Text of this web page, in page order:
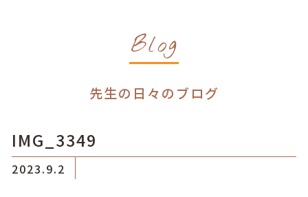
Blog
先生の日々のブログ
IMG_3349
2023.9.2